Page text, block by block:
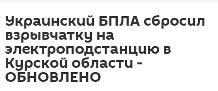
Украинский БПЛА сбросил
взрывчатку на
электроподстанцию в
Курской области -
ОБНОВЛЕНО